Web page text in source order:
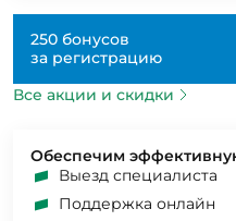
250 бонусов
за регистрацию
Все акции и скидки
Обеспечим
Выезд специалиста
Поддержка онлайн